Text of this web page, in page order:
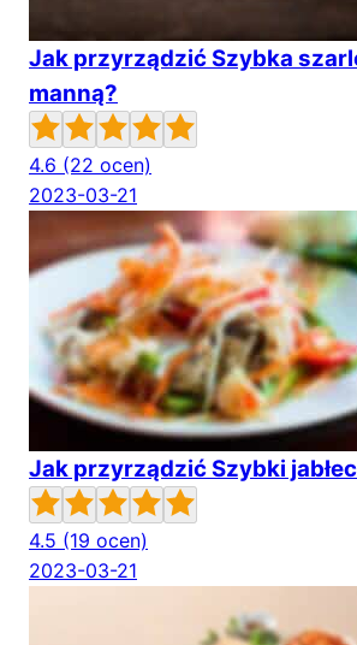
Jak przyrządzić Szybka
manną?
4.6 (22 ocen)
2023-03-21
Jak przyrządzić Szybki
4.5 (19 ocen)
2023-03-21